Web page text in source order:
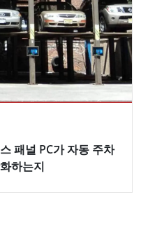
패널 PC가 자동 주차
하는지